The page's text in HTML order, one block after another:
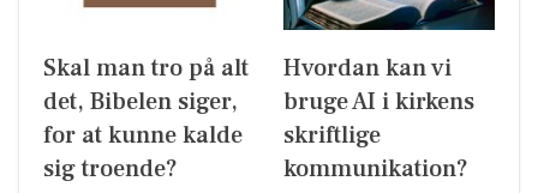
Skal man tro på alt
det, Bibelen siger,
for at kunne kalde
sig troende?
Hvordan kan vi
bruge AI i kirkens
skriftlige
kommunikation?